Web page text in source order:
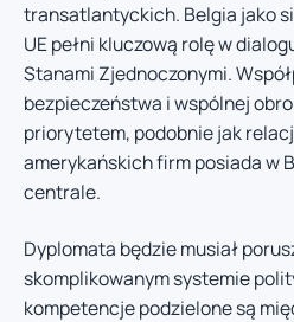
transatlantyckich. Belgia jako
UE pełni kluczową rolę w
Stanami Zjednoczonymi.
bezpieczeństwa i wspólnej
priorytetem, podobnie jak
amerykańskich firm posiada w
centrale.
Dyplomata będzie musiał
skomplikowanym systemie
kompetencje podzielone są